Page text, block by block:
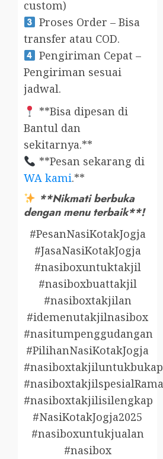
custom)
Proses Order – Bisa
transfer atau COD.
Pengiriman Cepat –
Pengiriman sesuai
jadwal.
**Bisa dipesan di
Bantul dan
sekitarnya.**
**Pesan sekarang di
WA kami.**
**Nikmati berbuka
dengan menu terbaik**!
#PesanNasiKotakJogja
#JasaNasiKotakJogja
#nasiboxuntuktakjil
#nasiboxbuattakjil
#nasiboxtakjilan
#idemenutakjilnasibox
#nasitumpenggudangan
#PilihanNasiKotakJogja
#nasiboxtakjilisilengkap
#NasiKotakJogja2025
#nasiboxuntukjualan
#nasibox